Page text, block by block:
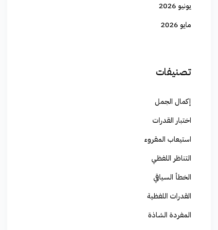
يونيو 2026
مايو 2026
تصنيفات
إكمال الجمل
اختبار القدرات
استيعاب المقروء
التناظر اللفظي
الخطأ السياقي
القدرات اللفظية
المفردة الشاذة